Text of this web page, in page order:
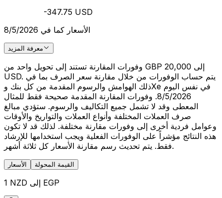
-347.75 USD
الأسعار كما في 8/5/2026
معرفة المزيد
وفورات المقارنة تستند إلى تحويل واحد من GBP 20,000 إلى
USD. يتم حساب الوفورات من خلال مقارنة سعر الصرف بما في
ذلك الهوامش والرسوم المقدمة من كل بنك وXe في نفس اليوم
8/5/2026. وفورات المقارنة المقدمة صحيحة فقط للمثال
المعطى وقد لا تشمل جميع التكاليف والرسوم. ستؤدي مبالغ
صرف العملات المختلفة وأنواع العملات والتواريخ والأوقات
وعوامل فردية أخرى إلى وفورات مقارنة مختلفة. لذلك قد لا تكون
هذه النتائج مؤشراً على الوفورات الفعلية ويجب استخدامها للإرشاد
فقط. يتم تحديث رسم مقارنة الأسعار كل ثلاثة أشهر.
الأسعار القيمة المحولة
1 NZD إلى EGP